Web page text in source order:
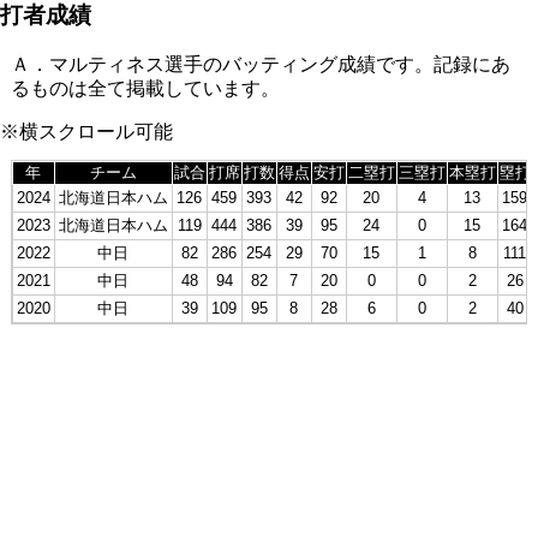
打者成績
Ａ．マルティネス選手のバッティング成績です。記録にあ
るものは全て掲載しています。
※横スクロール可能
年 チーム 試合 打席 打数 得点 安打 二塁打 三塁打 本塁打 塁打
2024 北海道日本ハム 126 459 393 42 92 20 4 13
159
2023 北海道日本ハム 119 444 386 39 95 24 0 15
164
2022
中日 82 286 254 29 70 15 1 8
111
2021
中日 48 94 82 7 20 0 0 2
26
2020
中日 39 109 95 8 28 6 0 2 40